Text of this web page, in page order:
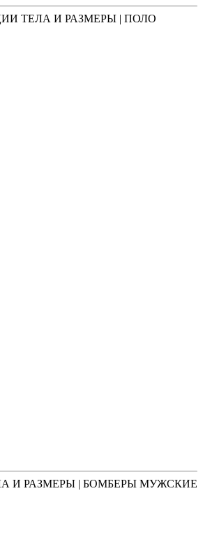
ТЕЛА И РАЗМЕРЫ | ПОЛО
И РАЗМЕРЫ | БОМБЕРЫ МУЖСКИЕ